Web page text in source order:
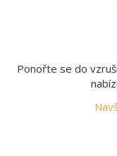
Ponořte se do